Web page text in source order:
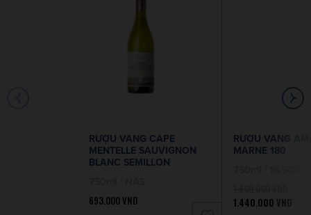
RƯỢU VANG CAPE
MENTELLE SAUVIGNON
BLANC SEMILLON
693.000VND
RƯỢU VANG
MARNE 180
1.440.000 VND